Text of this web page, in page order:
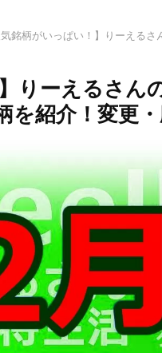
気銘柄がいっぱい！】りーえる
りーえるさん
紹介！変更・